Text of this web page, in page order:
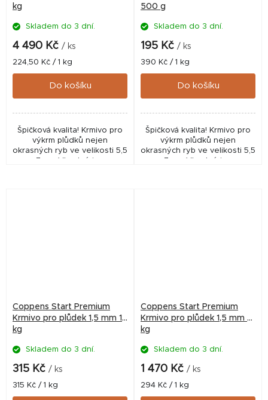
kg
Skladem do 3 dní.
4 490 Kč / ks
Měrná
cena:
224,50 Kč / 1 kg
Do košíku
Špičková kvalita! Krmivo pro
výkrm plůdků nejen
okrasných ryb ve velikosti 5,5
- 7 cm. Vhodné i pro
500 g
Skladem do 3 dní.
195 Kč / ks
Měrná
cena:
390 Kč / 1 kg
Do košíku
Špičková kvalita! Krmivo pro
výkrm plůdků nejen
okrasných ryb ve velikosti 5,5
- 7 cm. Vhodné i pro
Coppens Start Premium
Krmivo pro plůdek 1,5 mm 1
kg
Skladem do 3 dní.
315 Kč / ks
Měrná
cena:
315 Kč / 1 kg
Coppens Start Premium
Krmivo pro plůdek 1,5 mm 5
kg
Skladem do 3 dní.
1 470 Kč / ks
Měrná
cena:
294 Kč / 1 kg